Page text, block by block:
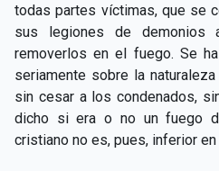
todas partes víctimas, que se
sus legiones de demonios
removerlos en el fuego. Se
seriamente sobre la
sin cesar a los condenados,
dicho si era o no un fuego
cristiano no es, pues, inferior